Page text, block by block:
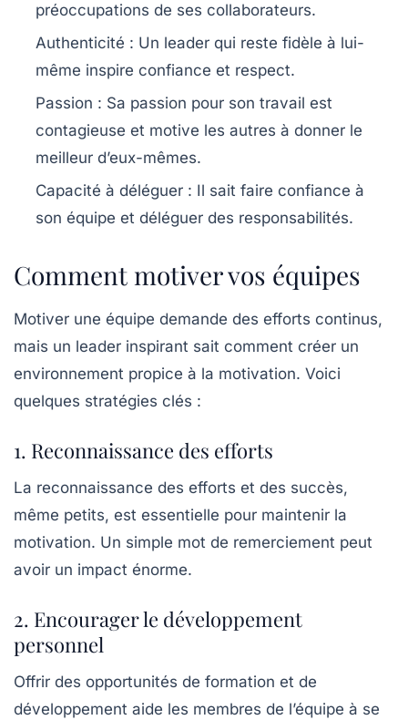
préoccupations de ses collaborateurs.
Authenticité : Un leader qui reste fidèle à lui-
même inspire confiance et respect.
Passion : Sa passion pour son travail est
contagieuse et motive les autres à donner le
meilleur d’eux-mêmes.
Capacité à déléguer : Il sait faire confiance à
son équipe et déléguer des responsabilités.
Comment motiver vos équipes
Motiver une équipe demande des efforts continus,
mais un leader inspirant sait comment créer un
environnement propice à la motivation. Voici
quelques stratégies clés :
1. Reconnaissance des efforts
La reconnaissance des efforts et des succès,
même petits, est essentielle pour maintenir la
motivation. Un simple mot de remerciement peut
avoir un impact énorme.
2. Encourager le développement
personnel
Offrir des opportunités de formation et de
développement aide les membres de l’équipe à se